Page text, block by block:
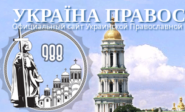
УКРАЇНА
Официальный сайт Украинской Православной